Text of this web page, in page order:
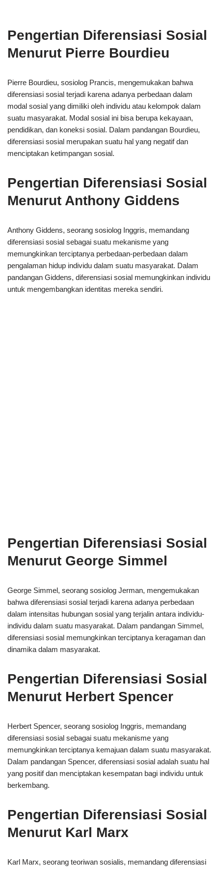
Pengertian Diferensiasi Sosial
Menurut Pierre Bourdieu
Pierre Bourdieu, sosiolog Prancis, mengemukakan bahwa
diferensiasi sosial terjadi karena adanya perbedaan dalam
modal sosial yang dimiliki oleh individu atau kelompok dalam
suatu masyarakat. Modal sosial ini bisa berupa kekayaan,
pendidikan, dan koneksi sosial. Dalam pandangan Bourdieu,
diferensiasi sosial merupakan suatu hal yang negatif dan
menciptakan ketimpangan sosial.
Pengertian Diferensiasi Sosial
Menurut Anthony Giddens
Anthony Giddens, seorang sosiolog Inggris, memandang
diferensiasi sosial sebagai suatu mekanisme yang
memungkinkan terciptanya perbedaan-perbedaan dalam
pengalaman hidup individu dalam suatu masyarakat. Dalam
pandangan Giddens, diferensiasi sosial memungkinkan individu
untuk mengembangkan identitas mereka sendiri.
Pengertian Diferensiasi Sosial
Menurut George Simmel
George Simmel, seorang sosiolog Jerman, mengemukakan
bahwa diferensiasi sosial terjadi karena adanya perbedaan
dalam intensitas hubungan sosial yang terjalin antara individu-
individu dalam suatu masyarakat. Dalam pandangan Simmel,
diferensiasi sosial memungkinkan terciptanya keragaman dan
dinamika dalam masyarakat.
Pengertian Diferensiasi Sosial
Menurut Herbert Spencer
Herbert Spencer, seorang sosiolog Inggris, memandang
diferensiasi sosial sebagai suatu mekanisme yang
memungkinkan terciptanya kemajuan dalam suatu masyarakat.
Dalam pandangan Spencer, diferensiasi sosial adalah suatu hal
yang positif dan menciptakan kesempatan bagi individu untuk
berkembang.
Pengertian Diferensiasi Sosial
Menurut Karl Marx
Karl Marx, seorang teoriwan sosialis, memandang diferensiasi